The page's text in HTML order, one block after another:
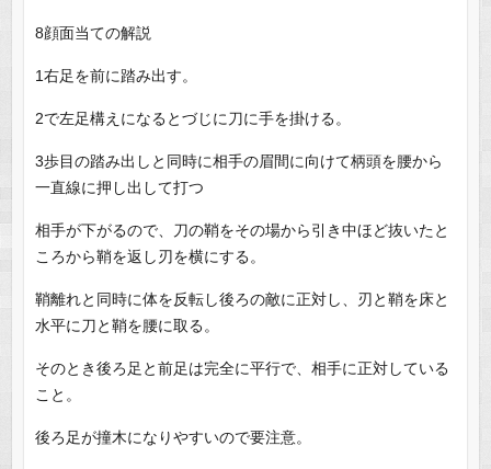
8顔面当ての解説
1右足を前に踏み出す。
2で左足構えになるとづじに刀に手を掛ける。
3歩目の踏み出しと同時に相手の眉間に向けて柄頭を腰から
一直線に押し出して打つ
相手が下がるので、刀の鞘をその場から引き中ほど抜いたと
ころから鞘を返し刃を横にする。
鞘離れと同時に体を反転し後ろの敵に正対し、刃と鞘を床と
水平に刀と鞘を腰に取る。
そのとき後ろ足と前足は完全に平行で、相手に正対している
こと。
後ろ足が撞木になりやすいので要注意。